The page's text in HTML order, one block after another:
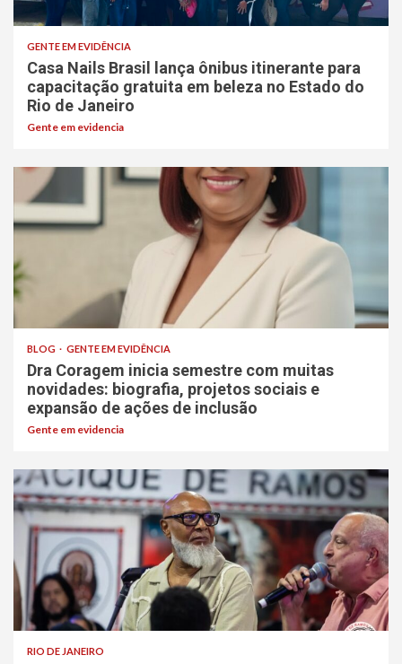
GENTE EM EVIDÊNCIA
Casa Nails Brasil lança ônibus itinerante para
capacitação gratuita em beleza no Estado do
Rio de Janeiro
Gente em evidencia
BLOG GENTE EM EVIDÊNCIA
Dra Coragem inicia semestre com muitas
novidades: biografia, projetos sociais e
expansão de ações de inclusão
Gente em evidencia
RIO DE JANEIRO